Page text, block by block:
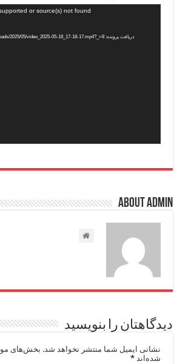
or source(s) not found
دریافت پرونده: http://chiran-echo.org/wp-content/uploads/2025/05/video_2025-05-18_17-18-17.mp4?_=8
About admin
دیدگاهتان را بنویسید
نشانی ایمیل شما منتشر نخواهد شد. بخش‌های
شده‌اند*